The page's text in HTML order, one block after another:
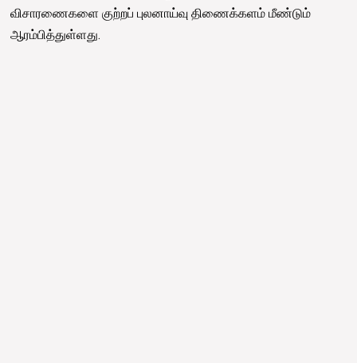
விசாரணைகளை குற்றப் புலனாய்வு திணைக்களம் மீண்டும்
ஆரம்பித்துள்ளது.